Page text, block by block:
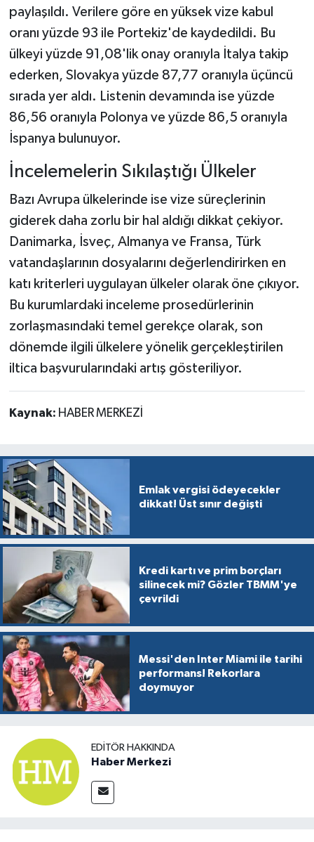
paylaşıldı. Verilere göre en yüksek vize kabul
oranı yüzde 93 ile Portekiz'de kaydedildi. Bu
ülkeyi yüzde 91,08'lik onay oranıyla İtalya takip
ederken, Slovakya yüzde 87,77 oranıyla üçüncü
sırada yer aldı. Listenin devamında ise yüzde
86,56 oranıyla Polonya ve yüzde 86,5 oranıyla
İspanya bulunuyor.
İncelemelerin Sıkılaştığı Ülkeler
Bazı Avrupa ülkelerinde ise vize süreçlerinin
giderek daha zorlu bir hal aldığı dikkat çekiyor.
Danimarka, İsveç, Almanya ve Fransa, Türk
vatandaşlarının dosyalarını değerlendirirken en
katı kriterleri uygulayan ülkeler olarak öne çıkıyor.
Bu kurumlardaki inceleme prosedürlerinin
zorlaşmasındaki temel gerekçe olarak, son
dönemde ilgili ülkelere yönelik gerçekleştirilen
iltica başvurularındaki artış gösteriliyor.
Kaynak: HABER MERKEZİ
Emlak vergisi ödeyecekler
dikkat! Üst sınır değişti
Kredi kartı ve prim borçları
silinecek mi? Gözler TBMM'ye
çevrildi
Messi'den Inter Miami ile tarihi
performans! Rekorlara
doymuyor
EDITÖR HAKKINDA
Haber Merkezi